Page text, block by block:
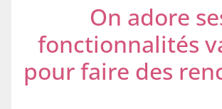
On adore
fonctionnalités
pour faire des